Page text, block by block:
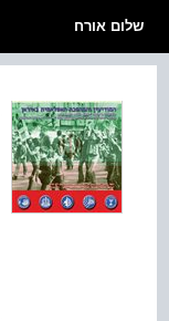
שלום אורח